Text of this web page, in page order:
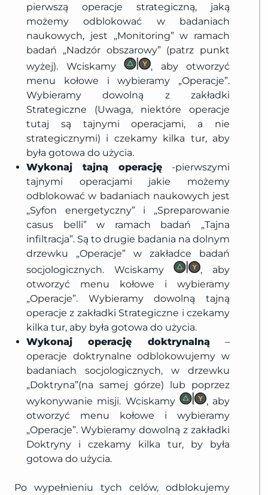
pierwszą operacje strategiczną, jaką
możemy odblokować w badaniach
naukowych, jest „Monitoring” w ramach
badań „Nadzór obszarowy” (patrz punkt
wyżej). Wciskamy
, aby otworzyć
menu kołowe i wybieramy „Operacje”.
Wybieramy dowolną z zakładki
Strategiczne (Uwaga, niektóre operacje
tutaj są tajnymi operacjami, a nie
strategicznymi) i czekamy kilka tur, aby
była gotowa do użycia.
Wykonaj tajną operację -pierwszymi
tajnymi operacjami jakie możemy
odblokować w badaniach naukowych jest
„Syfon energetyczny” i „Spreparowanie
casus belli” w ramach badań „Tajna
infiltracja”. Są to drugie badania na dolnym
drzewku „Operacje” w zakładce badań
socjologicznych. Wciskamy
, aby
otworzyć menu kołowe i wybieramy
„Operacje”. Wybieramy dowolną tajną
operacje z zakładki Strategiczne i czekamy
kilka tur, aby była gotowa do użycia.
Wykonaj operację doktrynalną–
operacje doktrynalne odblokowujemy w
badaniach socjologicznych, w drzewku
„Doktryna”(na samej górze) lub poprzez
wykonywanie misji. Wciskamy
, aby
otworzyć menu kołowe i wybieramy
„Operacje”. Wybieramy dowolną z zakładki
Doktryny i czekamy kilka tur, by była
gotowa do użycia.
Po wypełnieniu tych celów, odblokujemy